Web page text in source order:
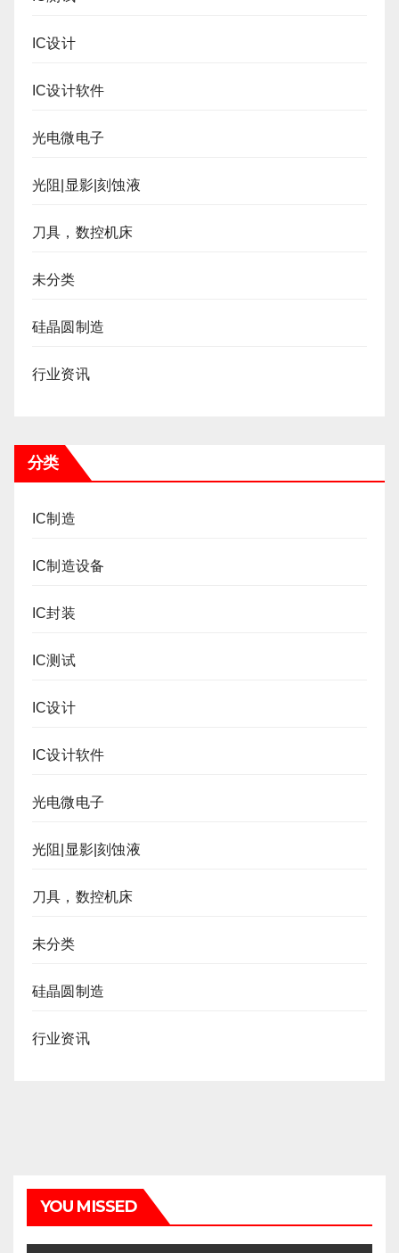
IC设计
IC设计软件
光电微电子
光阻|显影|刻蚀液
刀具，数控机床
未分类
硅晶圆制造
行业资讯
分类
IC制造
IC制造设备
IC封装
IC测试
IC设计
IC设计软件
光电微电子
光阻|显影|刻蚀液
刀具，数控机床
未分类
硅晶圆制造
行业资讯
YOU MISSED